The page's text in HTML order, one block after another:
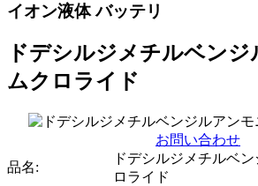
イオン液体 バッテリ
ドデシルジメチルベン
ムクロライド
お問い合わせ
品名:
ドデシルジメチルベ
ロライド